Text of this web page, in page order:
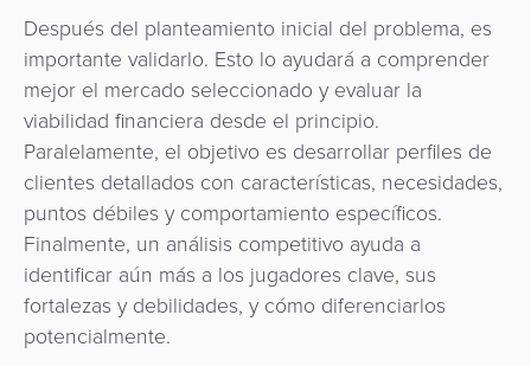
Después del planteamiento inicial del problema, es
importante validarlo. Esto lo ayudará a comprender
mejor el mercado seleccionado y evaluar la
viabilidad financiera desde el principio.
Paralelamente, el objetivo es desarrollar perfiles de
clientes detallados con características, necesidades,
puntos débiles y comportamiento específicos.
Finalmente, un análisis competitivo ayuda a
identificar aún más a los jugadores clave, sus
fortalezas y debilidades, y cómo diferenciarlos
potencialmente.